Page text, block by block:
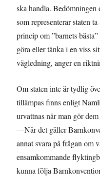
ska handla. Bedömningen
som representerar staten
princip om ”barnets
göra eller tänka i en viss
vägledning, anger en
Om staten inte är tydlig
tillämpas finns enligt
urvattnas när man gör
—När det gäller
annat svara på frågan om
ensamkommande
kunna följa